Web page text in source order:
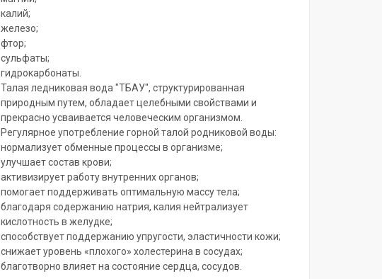
калий;
железо;
фтор;
сульфаты;
гидрокарбонаты.
Талая ледниковая вода "ТБАУ", структурированная
природным путем, обладает целебными свойствами и
прекрасно усваивается человеческим организмом.
Регулярное употребление горной талой родниковой воды:
нормализует обменные процессы в организме;
улучшает состав крови;
активизирует работу внутренних органов;
помогает поддерживать оптимальную массу тела;
благодаря содержанию натрия, калия нейтрализует
кислотность в желудке;
способствует поддержанию упругости, эластичности кожи;
снижает уровень «плохого» холестерина в сосудах;
благотворно влияет на состояние сердца, сосудов.